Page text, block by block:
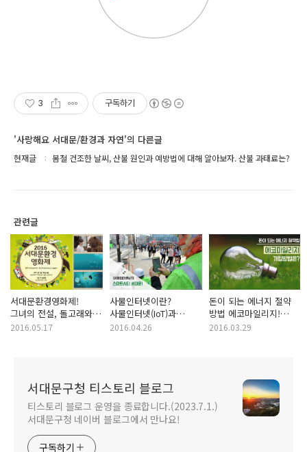
3 구독하기
'사랑해요 서대문/환경과 자연'의 다른글
현재글 봄철 건조한 날씨, 산불 원인과 예방법에 대해 알아보자. 산불 과태료는?
관련글
서대문환경영화제!
그녀의 전설, 돌고래와
나, 바다의 노래 : 벤과
2016.05.17
사물인터넷이란?
사물인터넷(IoT)과
휴지통이 만나면?
2016.04.26
돈이 되는 에너지 절약
방법 에코마일리지!
에코마일리지
2016.03.29
서대문구청 티스토리 블로그
티스토리 블로그 운영을 종료합니다.(2023.7.1.)
서대문구청 네이버 블로그에서 만나요!
구독하기